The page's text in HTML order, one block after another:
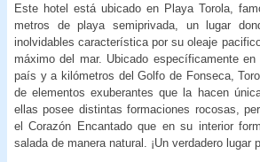
Este hotel está ubicado en Playa Torola,
metros de playa semiprivada, un lugar
inolvidables característica por su oleaje
máximo del mar. Ubicado específicamente
país y a kilómetros del Golfo de Fonseca,
de elementos exuberantes que la hacen
ellas posee distintas formaciones rocosas,
el Corazón Encantado que en su interior
salada de manera natural. ¡Un verdadero lugar